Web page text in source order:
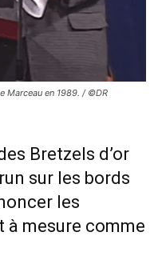
Marceau en 1989. / ©DR
Bretzels d’or
sur les bords
les
à mesure comme